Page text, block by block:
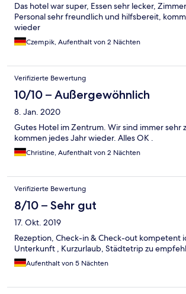
Das hotel war super, Essen sehr lecker,
Personal sehr freundlich und hilfsbereit,
wieder
Czempik, Aufenthalt von 2 Nächten
Verifizierte Bewertung
10/10 – Außergewöhnlich
8. Jan. 2020
Gutes Hotel im Zentrum. Wir sind immer sehr
kommen jedes Jahr wieder. Alles OK .
Christine, Aufenthalt von 2 Nächten
Verifizierte Bewertung
8/10 – Sehr gut
17. Okt. 2019
Rezeption, Check-in & Check-out kompetent
Unterkunft , Kurzurlaub, Städtetrip zu
Aufenthalt von 5 Nächten